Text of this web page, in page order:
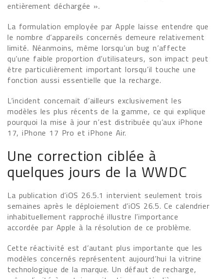
entièrement déchargée ».
La formulation employée par Apple laisse entendre que
le nombre d’appareils concernés demeure relativement
limité. Néanmoins, même lorsqu’un bug n’affecte
qu’une faible proportion d’utilisateurs, son impact peut
être particulièrement important lorsqu’il touche une
fonction aussi essentielle que la recharge.
L’incident concernait d’ailleurs exclusivement les
modèles les plus récents de la gamme, ce qui explique
pourquoi la mise à jour n’est distribuée qu’aux iPhone
17, iPhone 17 Pro et iPhone Air.
Une correction ciblée à
quelques jours de la WWDC
La publication d’iOS 26.5.1 intervient seulement trois
semaines après le déploiement d’iOS 26.5. Ce calendrier
inhabituellement rapproché illustre l’importance
accordée par Apple à la résolution de ce problème.
Cette réactivité est d’autant plus importante que les
modèles concernés représentent aujourd’hui la vitrine
technologique de la marque. Un défaut de recharge,